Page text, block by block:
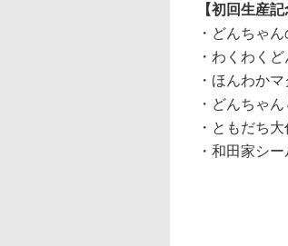
【初回生産記
・どんちゃ
・わくわく
・ほんわか
・どんちゃ
・ともだち
・和田家シ